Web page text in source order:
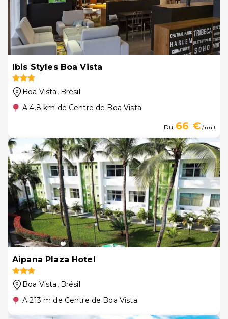
Ibis Styles Boa Vista
Boa Vista, Brésil
A 4.8 km de Centre de Boa Vista
Du 66 €/ nuit
Aipana Plaza Hotel
Boa Vista, Brésil
A 213 m de Centre de Boa Vista